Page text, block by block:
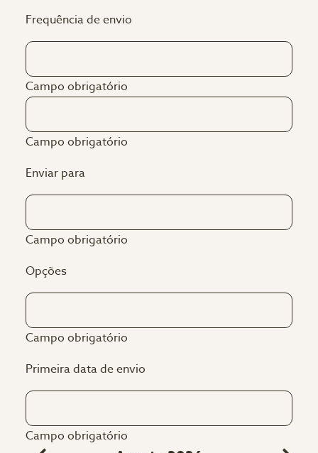
Frequência de envio
Campo obrigatório
Campo obrigatório
Enviar para
Campo obrigatório
Opções
Campo obrigatório
Primeira data de envio
Campo obrigatório